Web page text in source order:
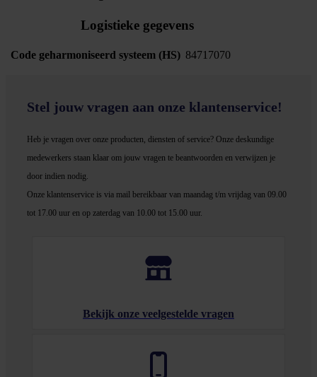
Logistieke gegevens
Code geharmoniseerd systeem (HS) 84717070
Stel jouw vragen aan onze klantenservice!
Heb je vragen over onze producten, diensten of service? Onze deskundige
medewerkers staan klaar om jouw vragen te beantwoorden en verwijzen je
door indien nodig.
Onze klantenservice is via mail bereikbaar van maandag t/m vrijdag van 09.00
tot 17.00 uur en op zaterdag van 10.00 tot 15.00 uur.
Bekijk onze veelgestelde vragen